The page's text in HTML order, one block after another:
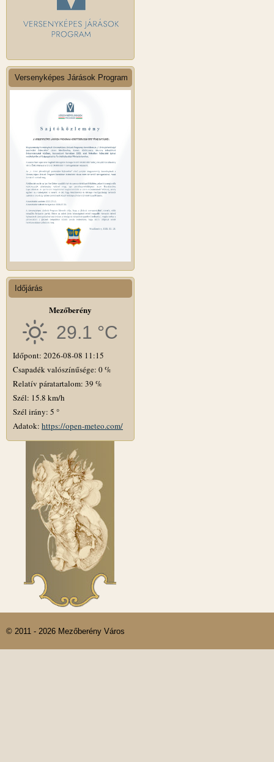
Versenyképes Járások Program
Időjárás
Mezőberény
29.1 °C
Időpont: 2026-08-08 11:15
Csapadék valószínűsége: 0 %
Relatív páratartalom: 39 %
Szél: 15.8 km/h
Szél irány: 5 °
Adatok: https://open-meteo.com/
© 2011 - 2026 Mezőberény Város